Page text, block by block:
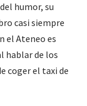
humor, su
casi siempre
el Ateneo es
hablar de los
coger el taxi de